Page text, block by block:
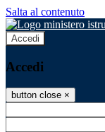
Salta al contenuto
Accedi
Accedi
button close ×